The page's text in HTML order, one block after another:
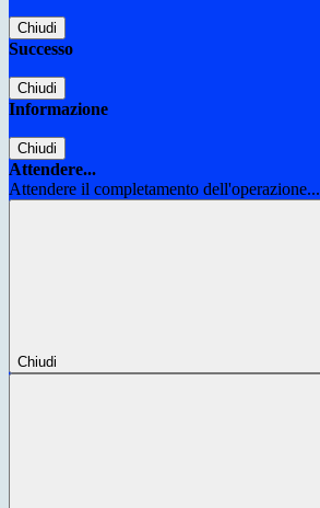
Chiudi
Successo
Chiudi
Informazione
Chiudi
Attendere...
Attendere il completamento dell'operazione...
Chiudi